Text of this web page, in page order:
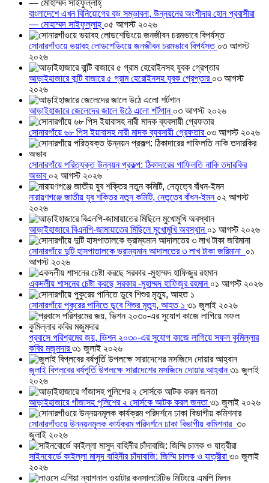
বাংলাদেশে এখন বিনিয়োগের বড় সম্ভাবনা, উন্নয়নের অংশীদার হোন প্রবাসীরা
— মোহাম্মদ সাইফুল্লাহ্ ০৫ আগস্ট ২০২৬
সোনারগাঁওয়ে ভয়াবহ লোডশেডিংয়ে জনজীবন চরমভাবে বিপর্যস্ত ০৩ আগস্ট
২০২৬
আড়াইহাজারে বান্টি বাজারে ৫ গ্রাম হেরোইনসহ যুবক গ্রেপ্তার ০৩ আগস্ট
২০২৬
আড়াইহাজারে জেলেদের জালে উঠে এলো শর্টগান ০৩ আগস্ট ২০২৬
সোনারগাঁয়ে ৬৮ পিস ইয়াবাসহ নারী মাদক ব্যবসায়ী গ্রেফতার ০৩ আগস্ট ২০২৬
সোনারগাঁয়ে পরিত্যক্ত উন্নয়ন প্রকল্প: ঠিকাদারের গাফিলতি নাকি তদারকির
অভাব ০২ আগস্ট ২০২৬
নারায়ণগঞ্জে জাতীয় যুব শক্তির নতুন কমিটি, নেতৃত্বে বাঁধন-ইমন ০২ আগস্ট
২০২৬
আড়াইহাজারে বিএনপি-জামায়াতের মিছিলে মুখোমুখি অবস্থান ০১ আগস্ট ২০২৬
সোনারগাঁয়ে দুটি হাসপাতালকে ভ্রাম্যমান আদালতের ৩ লাখ টাকা জরিমানা ০১
আগস্ট ২০২৬
একদলীয় শাসনের চেষ্টা করছে সরকার -মুহাম্মদ হাফিজুর রহমান ০১ আগস্ট ২০২৬
সোনারগাঁয়ে পুকুরের পানিতে ডুবে শিশুর মৃত্যু, আহত ১ ৩১ জুলাই ২০২৬
প্রবাসে পরিশ্রমের জয়, ভিশন ২০৩০-এর সুযোগ কাজে লাগিয়ে সফল কুমিল্লার
কবির মজুমদার৩১ জুলাই ২০২৬
জুলাই বিপ্লবের বর্ষপূর্তি উপলক্ষে সারাদেশের মসজিদে দোয়ার আহ্বান৩১ জুলাই
২০২৬
আড়াইহাজারে গাঁজাসহ পুলিশের ২ সোর্সকে আটক করল জনতা ৩১ জুলাই ২০২৬
সোনারগাঁওয়ে উন্নয়নমূলক কার্যক্রম পরিদর্শনে ঢাকা বিভাগীয় কমিশনার ৩০
জুলাই ২০২৬
সাইনবোর্ডে কাইল্লা মাসুদ বাহিনীর চাঁদাবাজি: জিম্মি চালক ও যাত্রীরা ৩০ জুলাই
২০২৬